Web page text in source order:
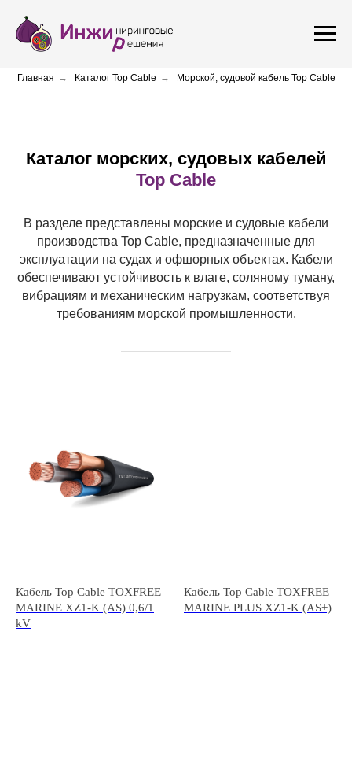
Главная → Каталог Top Cable → Морской, судовой кабель Top Cable
Каталог морских, судовых кабелей
Top Cable
В разделе представлены морские и судовые кабели
производства Top Cable, предназначенные для
эксплуатации на судах и офшорных объектах. Кабели
обеспечивают устойчивость к влаге, соляному туману,
вибрациям и механическим нагрузкам, соответствуя
требованиям морской промышленности.
Кабель Top Cable TOXFREE
MARINE XZ1-K (AS) 0,6/1
kV
Кабель Top Cable TOXFREE
MARINE PLUS XZ1-K (AS+)